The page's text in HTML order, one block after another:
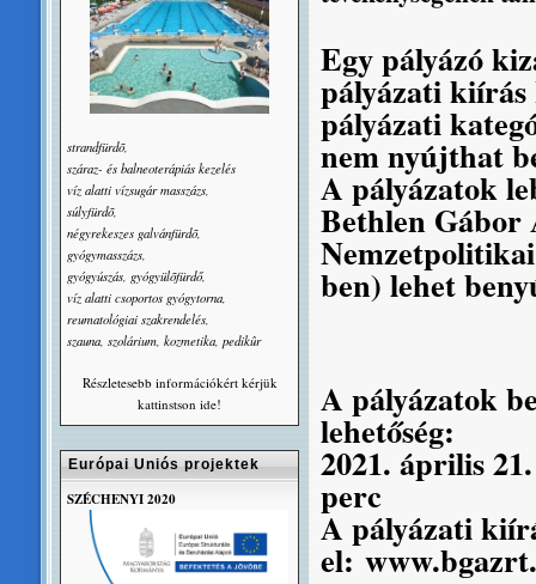
Egy pályázó
pályázati kiírás
pályázati
nem nyújthat
A pályázatok
Bethlen Gábor
ben) lehet
A pályázatok
lehetőség:
2021. április
perc
A pályázati
el:
strandfürdõ,
száraz- és balneoterápiás kezelés
víz alatti vízsugár masszázs,
súlyfürdõ,
négyrekeszes galvánfürdõ,
gyógymasszázs,
gyógyúszás, gyógyülõfürdő,
víz alatti csoportos gyógytorna,
reumatológiai szakrendelés,
szauna, szolárium, kozmetika, pedikûr
Részletesebb információkért kérjük
kattinstson ide!
Európai Uniós projektek
SZÉCHENYI 2020